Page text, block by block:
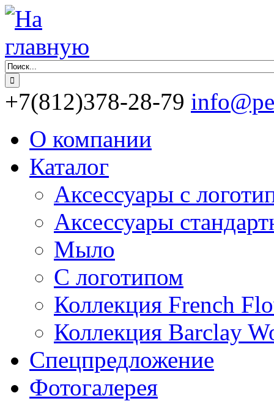
+7(812)378-28-79
О компании
Каталог
Аксессуары с
Аксессуары
Мыло
С логотипом
Коллекция French
Коллекция Barclay
Спецпредложение
Фотогалерея